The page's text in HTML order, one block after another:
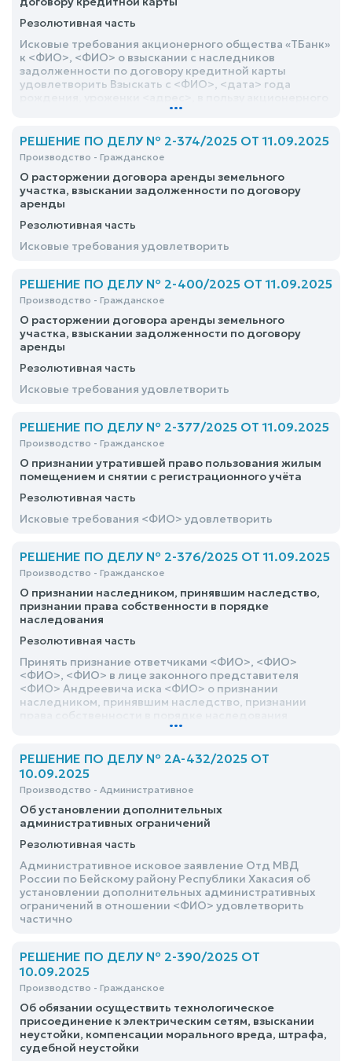
Резолютивная часть
Исковые требования акционерного общества «ТБанк»
к <ФИО>, <ФИО> о взыскании с наследников
задолженности по договору кредитной карты
удовлетворить Взыскать с <ФИО>, <дата> года
общества «ТБанк» задолженность по договору
(девятнадцать тысяч шестьсот тринадцать) руб. 50
коп. (1/3 доли)
...
РЕШЕНИЕ ПО ДЕЛУ № 2-374/2025 ОТ 11.09.2025
Производство - Гражданское
О расторжении договора аренды земельного
участка, взыскании задолженности по договору
аренды
Резолютивная часть
Исковые требования удовлетворить
РЕШЕНИЕ ПО ДЕЛУ № 2-400/2025 ОТ 11.09.2025
Производство - Гражданское
О расторжении договора аренды земельного
участка, взыскании задолженности по договору
аренды
Резолютивная часть
Исковые требования удовлетворить
РЕШЕНИЕ ПО ДЕЛУ № 2-377/2025 ОТ 11.09.2025
Производство - Гражданское
О признании утратившей право пользования жилым
помещением и снятии с регистрационного учёта
Резолютивная часть
Исковые требования <ФИО> удовлетворить
РЕШЕНИЕ ПО ДЕЛУ № 2-376/2025 ОТ 11.09.2025
Производство - Гражданское
О признании наследником, принявшим наследство,
признании права собственности в порядке
наследования
Резолютивная часть
Принять признание ответчиками <ФИО>, <ФИО>
<ФИО>, <ФИО> в лице законного представителя
<ФИО> Андреевича иска <ФИО> о признании
наследником, принявшим наследство, признании
...
РЕШЕНИЕ ПО ДЕЛУ № 2А-432/2025 ОТ
10.09.2025
Производство - Административное
Об установлении дополнительных
административных ограничений
Резолютивная часть
Административное исковое заявление Отд МВД
России по Бейскому району Республики Хакасия об
установлении дополнительных административных
ограничений в отношении <ФИО> удовлетворить
частично
РЕШЕНИЕ ПО ДЕЛУ № 2-390/2025 ОТ
10.09.2025
Производство - Гражданское
Об обязании осуществить технологическое
присоединение к электрическим сетям, взыскании
неустойки, компенсации морального вреда, штрафа,
судебной неустойки